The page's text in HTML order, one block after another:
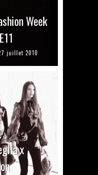
Week
juillet 2010
x